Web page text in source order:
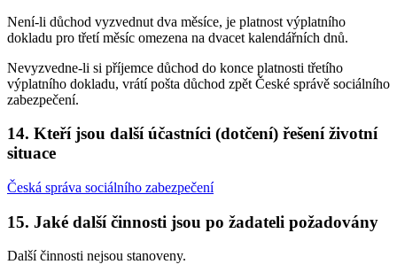
Není-li důchod vyzvednut dva měsíce, je platnost výplatního
dokladu pro třetí měsíc omezena na dvacet kalendářních dnů.
Nevyzvedne-li si příjemce důchod do konce platnosti třetího
výplatního dokladu, vrátí pošta důchod zpět České správě sociálního
zabezpečení.
14. Kteří jsou další účastníci (dotčení) řešení životní
situace
Česká správa sociálního zabezpečení
15. Jaké další činnosti jsou po žadateli požadovány
Další činnosti nejsou stanoveny.